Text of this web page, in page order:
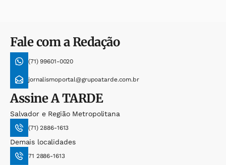
Fale com a Redação
(71) 99601-0020
jornalismoportal@grupoatarde.com.br
AssineA TARDE
Salvador e Região Metropolitana
(71) 2886-1613
Demais localidades
71 2886-1613